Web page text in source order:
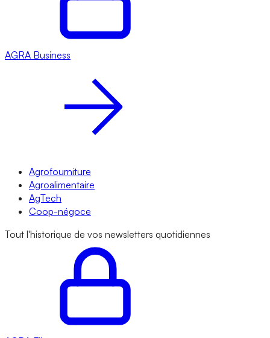
AGRA Business
Agrofourniture
Agroalimentaire
AgTech
Coop-négoce
Tout l'historique de vos newsletters quotidiennes